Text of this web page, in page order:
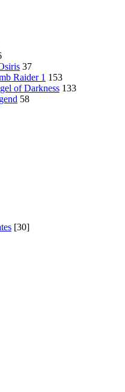
37
Raider 1 153
of Darkness 133
58
[30]